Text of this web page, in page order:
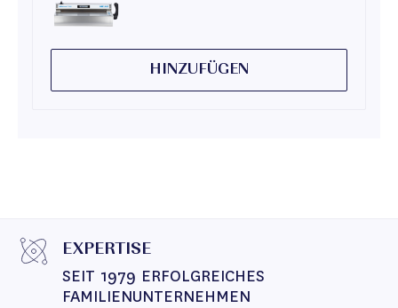
HINZUFÜGEN
EXPERTISE
SEIT 1979 ERFOLGREICHES
FAMILIENUNTERNEHMEN